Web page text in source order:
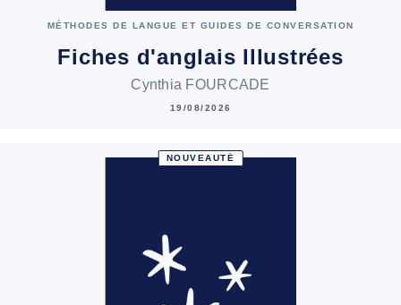
MÉTHODES DE LANGUE ET GUIDES DE CONVERSATION
Fiches d'anglais Illustrées
Cynthia FOURCADE
19/08/2026
NOUVEAUTÉ